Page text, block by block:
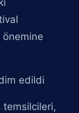
önemine
edildi
temsilcileri,